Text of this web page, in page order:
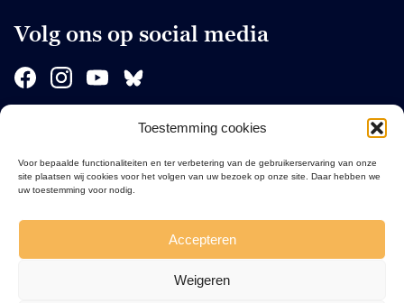
Toestemming cookies
Voor bepaalde functionaliteiten en ter verbetering van de gebruikerservaring van onze
site plaatsen wij cookies voor het volgen van uw bezoek op onze site. Daar hebben we
uw toestemming voor nodig.
Accepteren
Weigeren
Volg ons op social media